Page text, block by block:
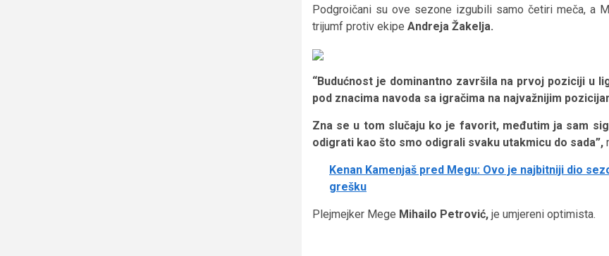
Podgroičani su ove sezone izgubili samo četiri meča, a
trijumf protiv ekipe Andreja Žakelja.
“Budućnost je dominantno završila na prvoj poziciji u
pod znacima navoda sa igračima na najvažnijim
Zna se u tom slučaju ko je favorit, međutim ja sam
odigrati kao što smo odigrali svaku utakmicu do sada”,
Kenan Kamenjaš pred Megu: Ovo je najbitniji dio
grešku
Plejmejker Mege Mihailo Petrović, je umjereni optimista.